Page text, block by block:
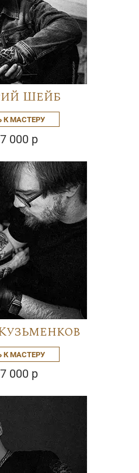
Шейб
К МАСТЕРУ
000 р
К МАСТЕРУ
000 р